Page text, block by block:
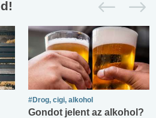
#Drog, cigi, alkohol
Gondot jelent az alkohol?